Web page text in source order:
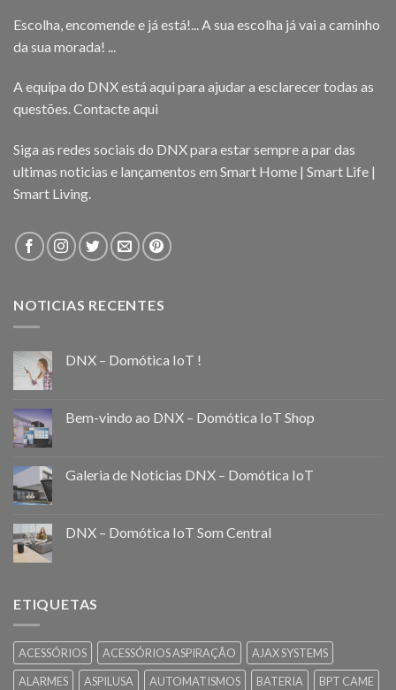
Escolha, encomende e já está!... A sua escolha já vai a caminho
da sua morada! ...
A equipa do DNX está aqui para ajudar a esclarecer todas as
questões.Contacte aqui
Siga as redes sociais do DNX para estar sempre a par das
ultimas noticias e lançamentos em Smart Home | Smart Life |
Smart Living.
NOTICIAS RECENTES
DNX – Domótica IoT !
Bem-vindo ao DNX – Domótica IoT Shop
Galeria de Noticias DNX – Domótica IoT
DNX – Domótica IoT Som Central
ETIQUETAS
ACESSÓRIOS ACESSÓRIOS ASPIRAÇÃO
AJAX SYSTEMS
ALARMES
ASPILUSA AUTOMATISMOS BATERIA
BPT CAME